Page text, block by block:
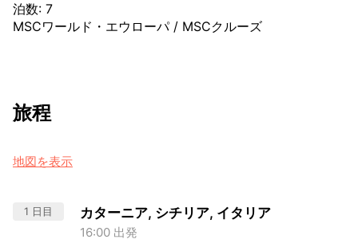
泊数: 7
MSCワールド・エウローパ/ MSCクルーズ
旅程
地図を表示
1 日目 カターニア, シチリア, イタリア
16:00 出発